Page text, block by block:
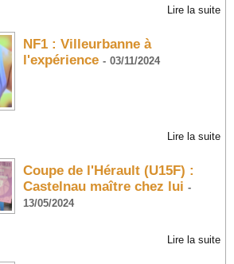
Lire la suite
NF1 : Villeurbanne à
l'expérience - 03/11/2024
Lire la suite
Coupe de l'Hérault (U15F) :
Castelnau maître chez lui -
13/05/2024
Lire la suite